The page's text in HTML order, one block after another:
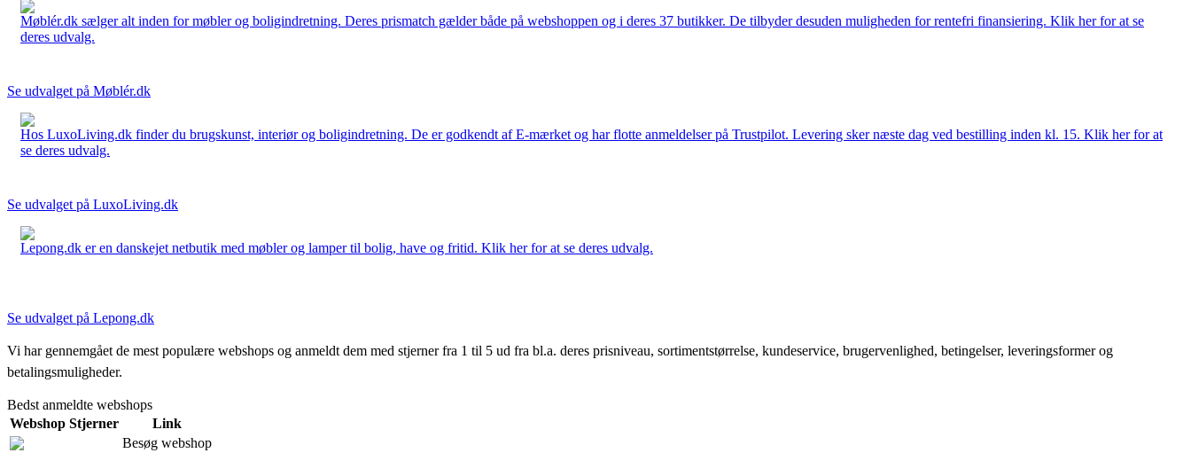
Møblér.dk sælger alt inden for møbler og boligindretning. Deres prismatch gælder både på webshoppen og i deres 37 butikker. De tilbyder desuden muligheden for rentefri finansiering. Klik her for at se
deres udvalg.
Se udvalget på Møblér.dk
Hos LuxoLiving.dk finder du brugskunst, interiør og boligindretning. De er godkendt af E-mærket og har flotte anmeldelser på Trustpilot. Levering sker næste dag ved bestilling inden kl. 15. Klik her for at
se deres udvalg.
Se udvalget på LuxoLiving.dk
Lepong.dk er en danskejet netbutik med møbler og lamper til bolig, have og fritid. Klik her for at se deres udvalg.
Se udvalget på Lepong.dk
Vi har gennemgået de mest populære webshops og anmeldt dem med stjerner fra 1 til 5 ud fra bl.a. deres prisniveau, sortimentstørrelse, kundeservice, brugervenlighed, betingelser, leveringsformer og
betalingsmuligheder.
Bedst anmeldte webshops
Webshop Stjerner
Link
Besøg webshop